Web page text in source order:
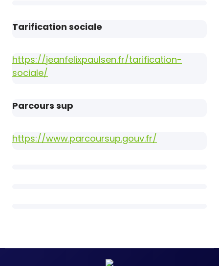
Tarification sociale
https://jeanfelixpaulsen.fr/tarification-
sociale/
Parcours sup
https://www.parcoursup.gouv.fr/